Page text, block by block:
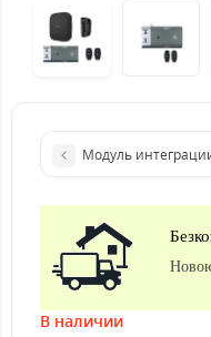
Модуль
В наличии